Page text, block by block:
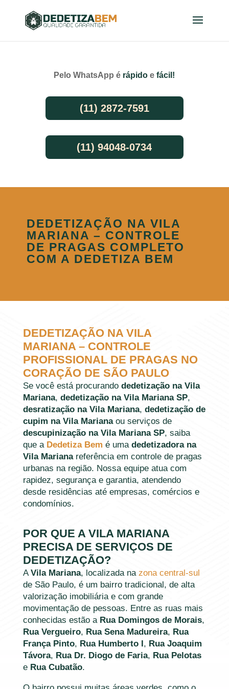
Pelo WhatsApp é rápido efácil!
(11) 2872-7591
(11) 94048-0734
DEDETIZAÇÃO NA VILA
MARIANA – CONTROLE
DE PRAGAS COMPLETO
COM A DEDETIZA BEM
DEDETIZAÇÃO NA VILA
MARIANA – CONTROLE
PROFISSIONAL DE PRAGAS NO
CORAÇÃO DE SÃO PAULO
Se você está procurando dedetização na Vila
Mariana, dedetização na Vila Mariana SP,
desratização na Vila Mariana, dedetização de
cupim na Vila Marianaou serviços de
descupinização na Vila Mariana SP, saiba
que a Dedetiza Bem é uma dedetizadora na
Vila Marianareferência em controle de pragas
urbanas na região. Nossa equipe atua com
rapidez, segurança e garantia, atendendo
desde residências até empresas, comércios e
condomínios.
POR QUE A VILA MARIANA
PRECISA DE SERVIÇOS DE
DEDETIZAÇÃO?
AVila Mariana, localizada na zona central-sul
de São Paulo, é um bairro tradicional, de alta
valorização imobiliária e com grande
movimentação de pessoas. Entre as ruas mais
conhecidas estão a Rua Domingos de Morais,
Rua Vergueiro, Rua Sena Madureira, Rua
França Pinto, Rua Humberto I, Rua Joaquim
Távora, Rua Dr. Diogo de Faria, Rua Pelotas
e Rua Cubatão.